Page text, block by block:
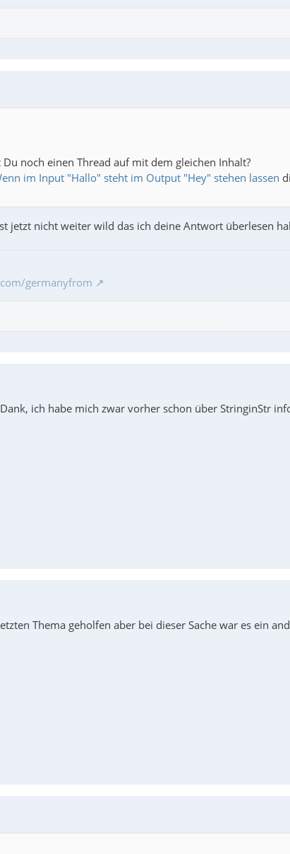
noch einen Thread auf mit dem gleichen Inhalt?
im Input "Hallo" steht im Output "Hey" stehen lassen
jetzt nicht weiter wild das ich deine Antwort überlesen
germanyfrom
ich habe mich zwar vorher schon über StringinStr
Thema geholfen aber bei dieser Sache war es ein